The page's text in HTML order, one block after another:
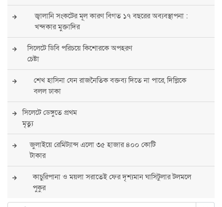
জ্বালানি সংকটের মূল কারণ বিগত ১৭ বছরের অব্যবস্থাপনা :
খন্দকার মুক্তাদির
সিলেটে ডিবি পরিচয়ে কিশোরকে অপহরণ
চেষ্টা
শেখ হাসিনা যেন রাজনৈতিক বক্তব্য দিতে না পারে, দিল্লিকে
বলল ঢাকা
সিলেটে ডেঙ্গুতে প্রথম
মৃত্যু
জুলাইয়ে রেমিট্যান্স এলো ৩৫ হাজার ৪০০ কোটি
টাকার
কাচুরিপানা ও ময়লা সরাতেই ফের দৃশ্যমান ঘাসিটুলার টলমলে
পুকুর